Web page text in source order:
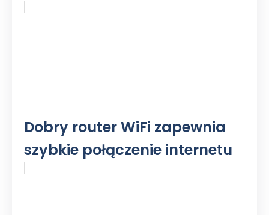
Dobry router WiFi zapewnia
szybkie połączenie internetu